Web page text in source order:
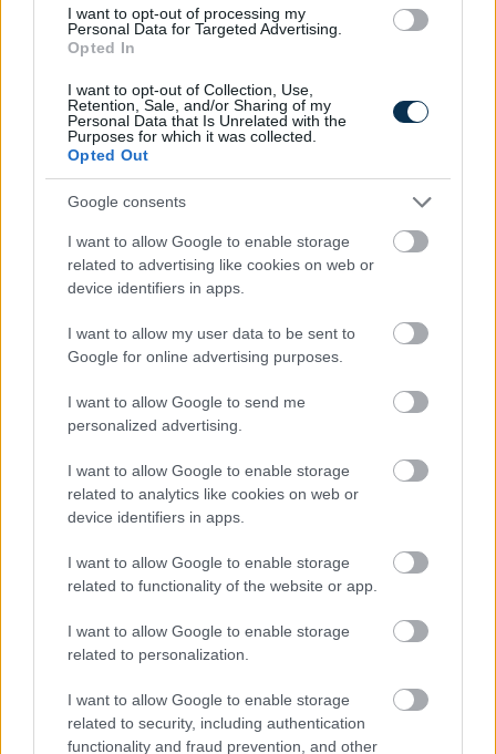
I want to opt-out of processing my
Personal Data for Targeted Advertising.
Opted In
I want to opt-out of Collection, Use,
Retention, Sale, and/or Sharing of my
Personal Data that Is Unrelated with the
Purposes for which it was collected.
Opted Out
Google consents
I want to allow Google to enable storage
related to advertising like cookies on web or
device identifiers in apps.
I want to allow my user data to be sent to
Google for online advertising purposes.
I want to allow Google to send me
personalized advertising.
I want to allow Google to enable storage
related to analytics like cookies on web or
device identifiers in apps.
I want to allow Google to enable storage
related to functionality of the website or app.
I want to allow Google to enable storage
related to personalization.
I want to allow Google to enable storage
related to security, including authentication
functionality and fraud prevention, and other
Így használd jól a TikTokot utazástervezéshez
2026.08.06. 11:34
Mennyibe kerül az albérlet? Albérlet árak Budapesten,
Szegeden, Debrecenben és Nyíregyházán
2026.08.06. 10:52
Arany árfolyam és ezüst árfolyam elemzés